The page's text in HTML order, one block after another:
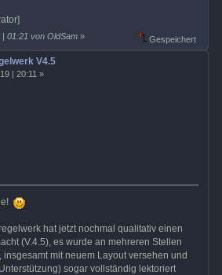
01:21 von OldSam » Gespeichert
V4.5
| 20:11 »
hat jetzt nochmal qualitativ einen
(V.4.5), es wurde an mehreren Stellen
mit neuem Layout versehen und
sogar vollständig lektoriert